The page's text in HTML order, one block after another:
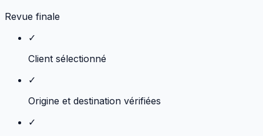
Revue finale
✓
Client sélectionné
✓
Origine et destination vérifiées
✓